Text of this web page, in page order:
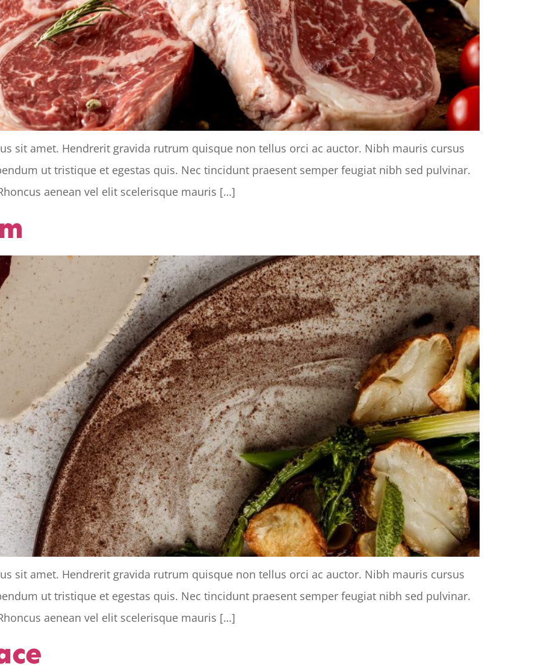
sit amet. Hendrerit gravida rutrum quisque non tellus orci ac auctor. Nibh mauris cursus
ut tristique et egestas quis. Nec tincidunt praesent semper feugiat nibh sed pulvinar.
aenean vel elit scelerisque mauris […]
sit amet. Hendrerit gravida rutrum quisque non tellus orci ac auctor. Nibh mauris cursus
ut tristique et egestas quis. Nec tincidunt praesent semper feugiat nibh sed pulvinar.
aenean vel elit scelerisque mauris […]